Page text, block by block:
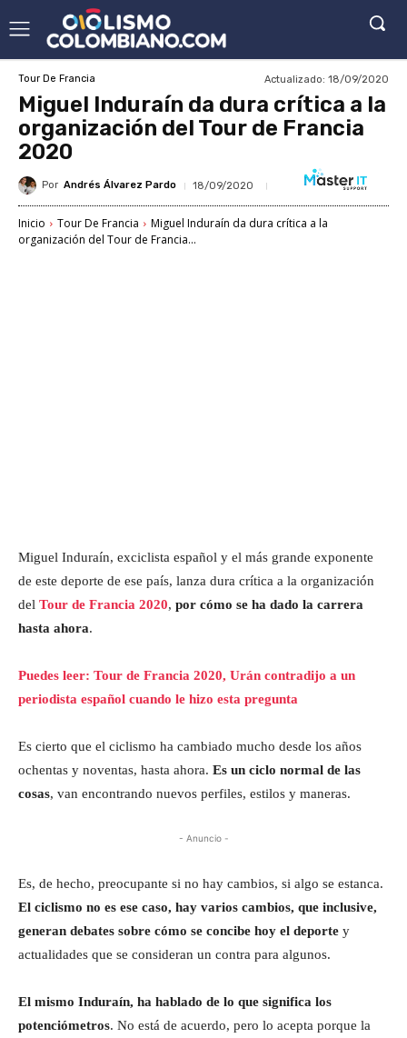
Tour De Francia Actualizado: 18/09/2020
Miguel Induraín da dura crítica a la
organización del Tour de Francia
2020
Por Andrés Álvarez Pardo 18/09/2020
Inicio Tour De Francia
Miguel Induraín da dura crítica a la
organización del Tour de Francia...
Miguel Induraín, exciclista español y el más grande exponente
de este deporte de ese país, lanza dura crítica a la organización
del Tour de Francia 2020, por cómo se ha dado la carrera
hasta ahora.
Puedes leer: Tour de Francia 2020, Urán contradijo a un
periodista español cuando le hizo esta pregunta
Es cierto que el ciclismo ha cambiado mucho desde los años
ochentas y noventas, hasta ahora. Es un ciclo normal de las
cosas, van encontrando nuevos perfiles, estilos y maneras.
- Anuncio -
Es, de hecho, preocupante si no hay cambios, si algo se estanca.
El ciclismo no es ese caso, hay varios cambios, que inclusive,
generan debates sobre cómo se concibe hoy el deporte y
actualidades que se consideran un contra para algunos.
El mismo Induraín, ha hablado de lo que significa los
potenciómetros. No está de acuerdo, pero lo acepta porque la